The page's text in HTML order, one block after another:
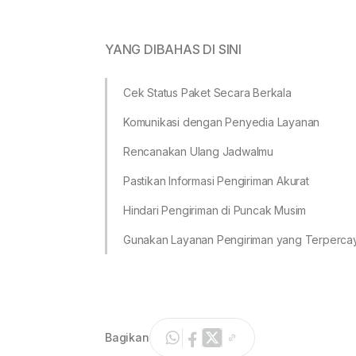
YANG DIBAHAS DI SINI
Cek Status Paket Secara Berkala
Komunikasi dengan Penyedia Layanan
Rencanakan Ulang Jadwalmu
Pastikan Informasi Pengiriman Akurat
Hindari Pengiriman di Puncak Musim
Gunakan Layanan Pengiriman yang
Bagikan